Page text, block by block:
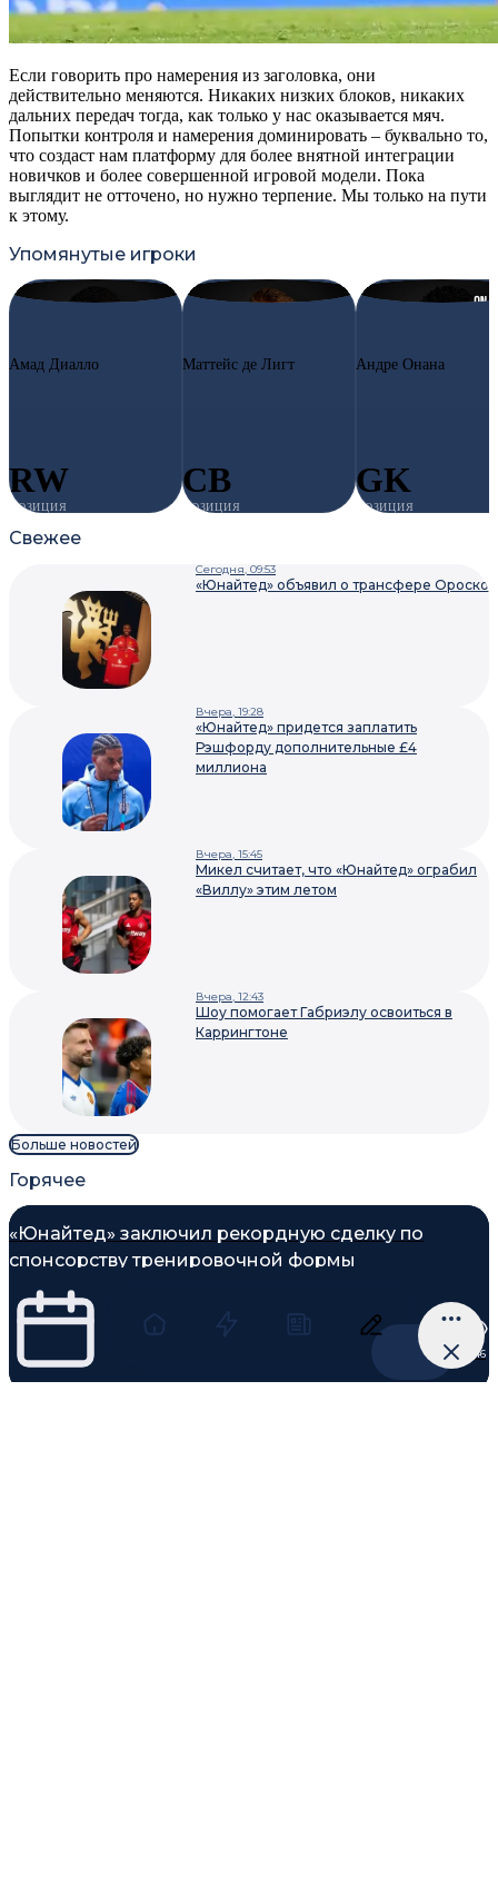
Если говорить про намерения из заголовка, они
действительно меняются. Никаких низких блоков, никаких
дальних передач тогда, как только у нас оказывается мяч.
Попытки контроля и намерения доминировать – буквально то,
что создаст нам платформу для более внятной интеграции
новичков и более совершенной игровой модели. Пока
выглядит не отточено, но нужно терпение. Мы только на пути
к этому.
Упомянутые игроки
#16
Амад Диалло
RW
ПОЗИЦИЯ
#4 MD
Маттейс де Лигт
CB
ПОЗИЦИЯ
#24
Андре Онана
GK
ПОЗИЦИЯ
Свежее
Сегодня, 09:53
«Юнайтед» объявил о трансфере Ороско
Вчера, 19:28
«Юнайтед» придется заплатить
Рэшфорду дополнительные £4
миллиона
Вчера, 15:45
Микел считает, что «Юнайтед» ограбил
«Виллу» этим летом
Вчера, 12:43
Шоу помогает Габриэлу освоиться в
Каррингтоне
Больше новостей
Горячее
«Юнайтед» заключил рекордную сделку по
спонсорству тренировочной формы
04 августа 2026
3 146